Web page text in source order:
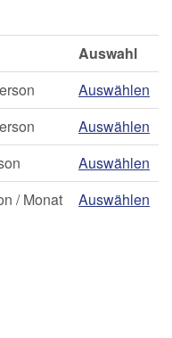
Auswahl
Auswählen
Auswählen
Auswählen
/ Monat Auswählen